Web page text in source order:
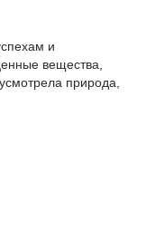
и
вещества,
природа,